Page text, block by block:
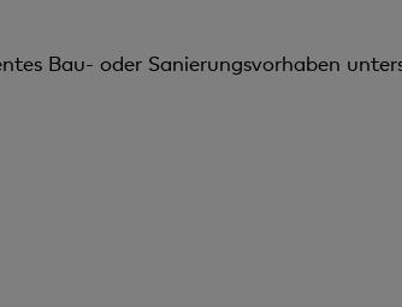
Bau- oder Sanierungsvorhaben